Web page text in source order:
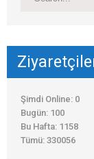
Şimdi Online: 0
Bugün: 100
Bu Hafta: 1158
Tümü: 330056